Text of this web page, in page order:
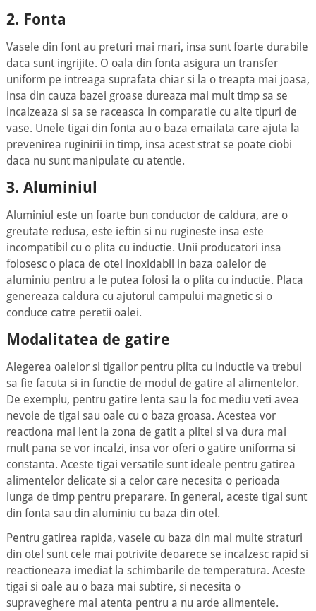
2. Fonta
Vasele din font au preturi mai mari, insa sunt foarte durabile
daca sunt ingrijite. O oala din fonta asigura un transfer
uniform pe intreaga suprafata chiar si la o treapta mai joasa,
insa din cauza bazei groase dureaza mai mult timp sa se
incalzeaza si sa se raceasca in comparatie cu alte tipuri de
vase. Unele tigai din fonta au o baza emailata care ajuta la
prevenirea ruginirii in timp, insa acest strat se poate ciobi
daca nu sunt manipulate cu atentie.
3. Aluminiul
Aluminiul este un foarte bun conductor de caldura, are o
greutate redusa, este ieftin si nu rugineste insa este
incompatibil cu o plita cu inductie. Unii producatori insa
folosesc o placa de otel inoxidabil in baza oalelor de
aluminiu pentru a le putea folosi la o plita cu inductie. Placa
genereaza caldura cu ajutorul campului magnetic si o
conduce catre peretii oalei.
Modalitatea de gatire
Alegerea oalelor si tigailor pentru plita cu inductie va trebui
sa fie facuta si in functie de modul de gatire al alimentelor.
De exemplu, pentru gatire lenta sau la foc mediu veti avea
nevoie de tigai sau oale cu o baza groasa. Acestea vor
reactiona mai lent la zona de gatit a plitei si va dura mai
mult pana se vor incalzi, insa vor oferi o gatire uniforma si
constanta. Aceste tigai versatile sunt ideale pentru gatirea
alimentelor delicate si a celor care necesita o perioada
lunga de timp pentru preparare. In general, aceste tigai sunt
din fonta sau din aluminiu cu baza din otel.
Pentru gatirea rapida, vasele cu baza din mai multe straturi
din otel sunt cele mai potrivite deoarece se incalzesc rapid si
reactioneaza imediat la schimbarile de temperatura. Aceste
tigai si oale au o baza mai subtire, si necesita o
supraveghere mai atenta pentru a nu arde alimentele.